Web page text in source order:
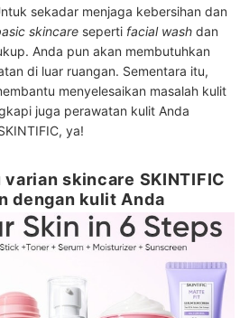
sekadar menjaga kebersihan dan
skincare seperti facial wash dan
Anda pun akan membutuhkan
di luar ruangan. Sementara itu,
menyelesaikan masalah kulit
juga perawatan kulit Anda
ya!
skincare SKINTIFIC
dengan kulit Anda